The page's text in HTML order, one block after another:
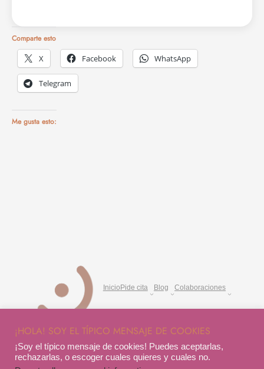
Comparte esto
X
Facebook WhatsApp
Telegram
Me gusta esto:
Inicio Pide cita Blog Colaboraciones
Sobre mi Cursos
Aviso legal
¡HOLA! SOY EL TÍPICO MENSAJE DE COOKIES
¡Soy el típico mensaje de cookies! Puedes aceptarlas,
rechazarlas, o escoger cuales quieres y cuales no.